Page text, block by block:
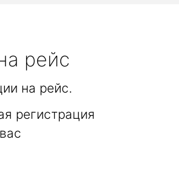
рейс
на рейс.
регистрация